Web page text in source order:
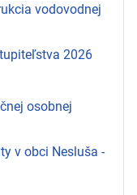
vodovodnej
2026
osobnej
v obci Nesluša -